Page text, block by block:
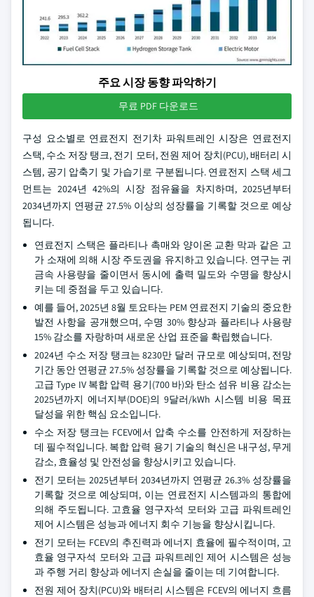
주요 시장 동향 파악하기
무료 PDF 다운로드
구성 요소별로 연료전지 전기차 파워트레인 시장은 연료전지
스택, 수소 저장 탱크, 전기 모터, 전원 제어 장치(PCU), 배터리 시
스템, 공기 압축기 및 가습기로 구분됩니다. 연료전지 스택 세그
먼트는 2024년 42%의 시장 점유율을 차지하며, 2025년부터
2034년까지 연평균 27.5% 이상의 성장률을 기록할 것으로 예상
됩니다.
연료전지 스택은 플라티나 촉매와 양이온 교환 막과 같은 고
가 소재에 의해 시장 주도권을 유지하고 있습니다. 연구는 귀
금속 사용량을 줄이면서 동시에 출력 밀도와 수명을 향상시
키는 데 중점을 두고 있습니다.
예를 들어, 2025년 8월 토요타는 PEM 연료전지 기술의 중요한
발전 사항을 공개했으며, 수명 30% 향상과 플라티나 사용량
15% 감소를 자랑하며 새로운 산업 표준을 확립했습니다.
2024년 수소 저장 탱크는 8230만 달러 규모로 예상되며, 전망
기간 동안 연평균 27.5% 성장률을 기록할 것으로 예상됩니다.
고급 Type IV 복합 압력 용기(700 바)와 탄소 섬유 비용 감소는
2025년까지 에너지부(DOE)의 9달러/kWh 시스템 비용 목표
달성을 위한 핵심 요소입니다.
수소 저장 탱크는 FCEV에서 압축 수소를 안전하게 저장하는
데 필수적입니다. 복합 압력 용기 기술의 혁신은 내구성, 무게
감소, 효율성 및 안전성을 향상시키고 있습니다.
전기 모터는 2025년부터 2034년까지 연평균 26.3% 성장률을
기록할 것으로 예상되며, 이는 연료전지 시스템과의 통합에
의해 주도됩니다. 고효율 영구자석 모터와 고급 파워트레인
제어 시스템은 성능과 에너지 회수 기능을 향상시킵니다.
전기 모터는 FCEV의 추진력과 에너지 효율에 필수적이며, 고
효율 영구자석 모터와 고급 파워트레인 제어 시스템은 성능
과 주행 거리 향상과 에너지 손실을 줄이는 데 기여합니다.
전원 제어 장치(PCU)와 배터리 시스템은 FCEV의 에너지 흐름